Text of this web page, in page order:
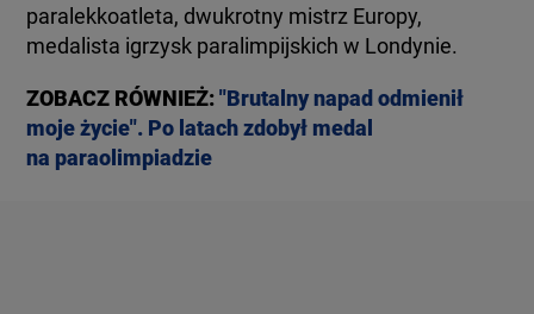
paralekkoatleta, dwukrotny mistrz Europy,
medalista igrzysk paralimpijskich w Londynie.
ZOBACZ RÓWNIEŻ:"Brutalny napad odmienił
moje życie". Po latach zdobył medal
na paraolimpiadzie